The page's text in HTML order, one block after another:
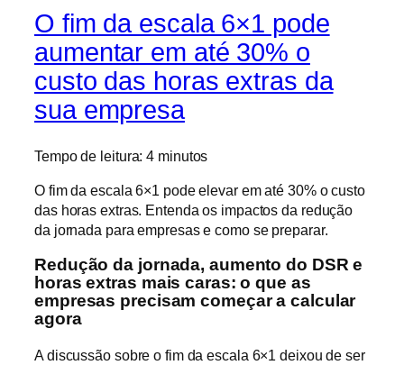
O fim da escala 6×1 pode
aumentar em até 30% o
custo das horas extras da
sua empresa
Tempo de leitura:4 minutos
O fim da escala 6×1 pode elevar em até 30% o custo
das horas extras. Entenda os impactos da redução
da jornada para empresas e como se preparar.
Redução da jornada, aumento do DSR e
horas extras mais caras: o que as
empresas precisam começar a calcular
agora
A discussão sobre o fim da escala 6×1 deixou de ser